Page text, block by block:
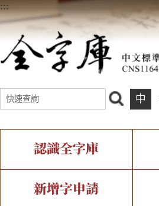
:::
中
認識全字庫
全字庫介紹
IDS查詢
新增字申請